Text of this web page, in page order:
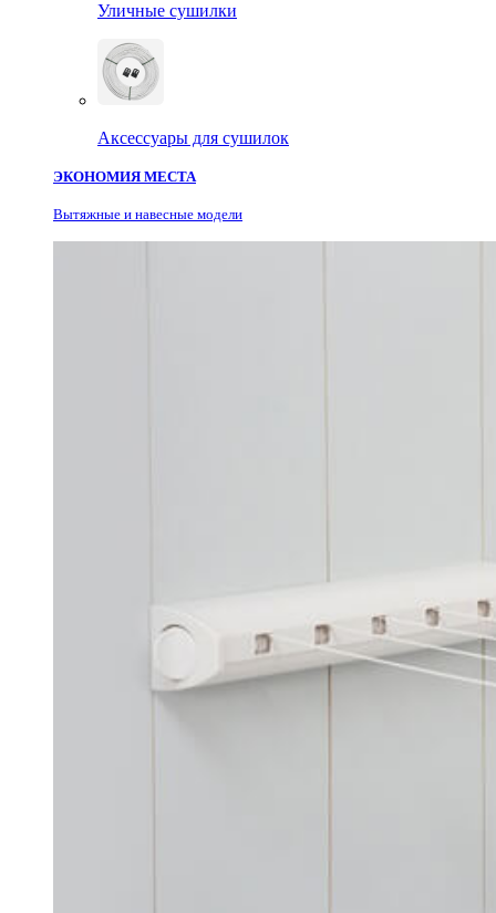
Уличные сушилки
Аксессуары для сушилок
ЭКОНОМИЯ МЕСТА
Вытяжные и навесные модели